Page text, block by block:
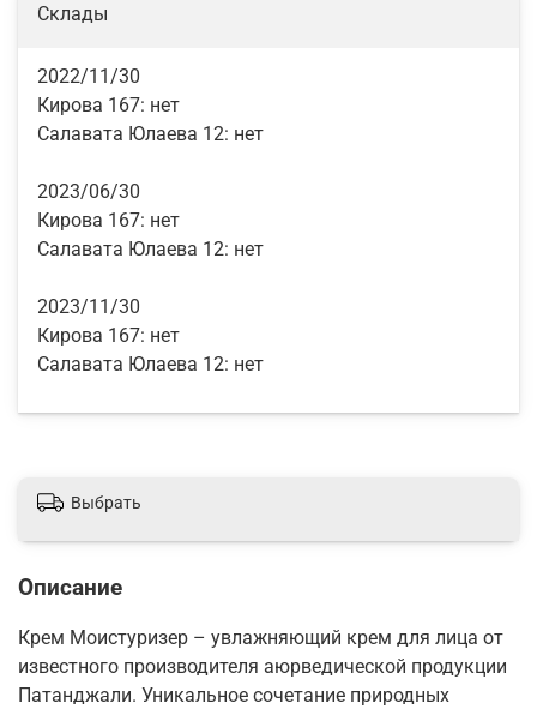
Склады
2022/11/30
Кирова 167: нет
Салавата Юлаева 12: нет
2023/06/30
Кирова 167: нет
Салавата Юлаева 12: нет
2023/11/30
Кирова 167: нет
Салавата Юлаева 12: нет
Выбрать
Описание
Крем Моистуризер – увлажняющий крем для лица от
известного производителя аюрведической продукции
Патанджали. Уникальное сочетание природных